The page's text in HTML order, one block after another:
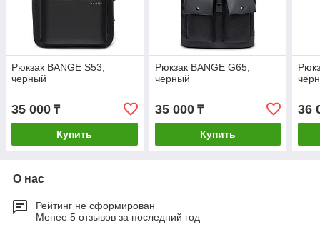
Рюкзак BANGE S53,
черный
35 000 ₸
Купить
Рюкзак BANGE G65,
черный
35 000₸
Купить
36
О нас
Рейтинг не сформирован
Менее 5 отзывов за последний год